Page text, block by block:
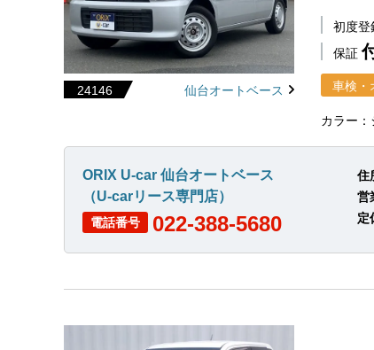
24146 仙台オートベース
初度登
保証
車検・
カラー：
ORIX U-car 仙台オートベース
（U-carリース専門店）
電話番号 022-388-5680
住
営
定